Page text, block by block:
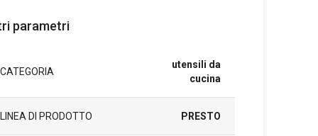
parametri
CATEGORIA
utensili da
cucina
LINEA DI PRODOTTO PRESTO